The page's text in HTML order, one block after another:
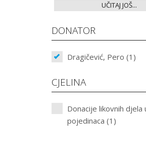
UČITAJ JOŠ...
DONATOR
Dragičević, Pero (1)
CJELINA
Donacije likovnih djela
pojedinaca (1)